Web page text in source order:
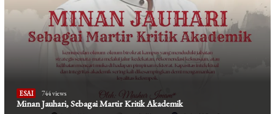
ESAI 744 views
Minan Jauhari, Sebagai Martir Kritik Akademik